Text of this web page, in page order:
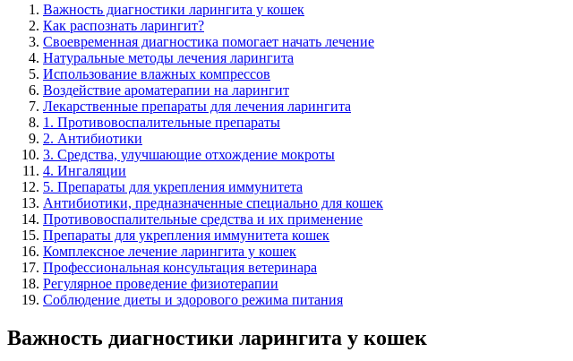
Важность диагностики ларингита у кошек
Как распознать ларингит?
Своевременная диагностика помогает начать лечение
Натуральные методы лечения ларингита
Использование влажных компрессов
Воздействие ароматерапии на ларингит
Лекарственные препараты для лечения ларингита
1. Противовоспалительные препараты
2. Антибиотики
3. Средства, улучшающие отхождение мокроты
4. Ингаляции
5. Препараты для укрепления иммунитета
Антибиотики, предназначенные специально для кошек
Противовоспалительные средства и их применение
Препараты для укрепления иммунитета кошек
Комплексное лечение ларингита у кошек
Профессиональная консультация ветеринара
Регулярное проведение физиотерапии
Соблюдение диеты и здорового режима питания
Важность диагностики ларингита у кошек